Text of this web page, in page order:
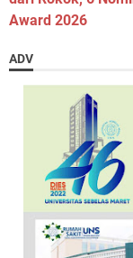
Award 2026
ADV